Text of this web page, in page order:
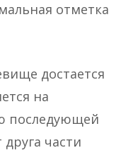
отметка
достается
на
последующей
части